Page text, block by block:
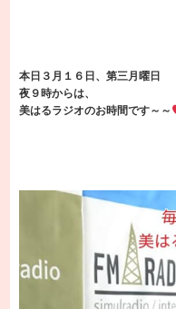
本日３月１６日、第三月曜日
夜９時からは、
美はるラジオのお時間です～～